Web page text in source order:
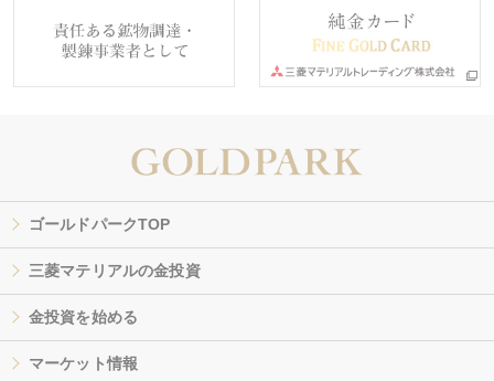
ゴールドパークTOP
三菱マテリアルの金投資
金投資を始める
マーケット情報